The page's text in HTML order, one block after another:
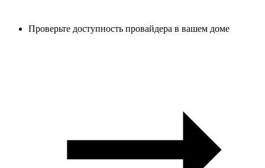
Проверьте доступность провайдера в вашем доме